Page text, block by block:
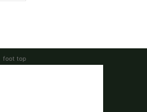
foot top